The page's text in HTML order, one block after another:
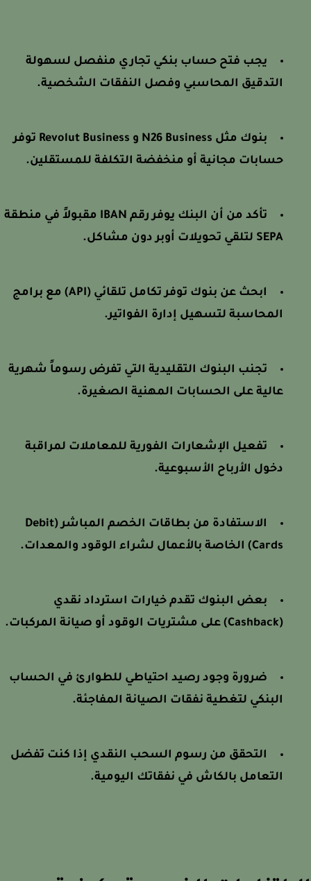
يجب فتح حساب بنكي تجاري منفصل لسهولة
التدقيق المحاسبي وفصل النفقات الشخصية.
بنوك مثل N26 Business و Revolut Business توفر
حسابات مجانية أو منخفضة التكلفة للمستقلين.
تأكد من أن البنك يوفر رقم IBAN مقبولاً في منطقة
SEPA لتلقي تحويلات أوبر دون مشاكل.
ابحث عن بنوك توفر تكامل تلقائي (API) مع برامج
المحاسبة لتسهيل إدارة الفواتير.
تجنب البنوك التقليدية التي تفرض رسوماً شهرية
عالية على الحسابات المهنية الصغيرة.
تفعيل الإشعارات الفورية للمعاملات لمراقبة
دخول الأرباح الأسبوعية.
الاستفادة من بطاقات الخصم المباشر (Debit
Cards) الخاصة بالأعمال لشراء الوقود والمعدات.
بعض البنوك تقدم خيارات استرداد نقدي
ضرورة وجود رصيد احتياطي للطوارئ في الحساب
البنكي لتغطية نفقات الصيانة المفاجئة.
التحقق من رسوم السحب النقدي إذا كنت تفضل
التعامل بالكاش في نفقاتك اليومية.